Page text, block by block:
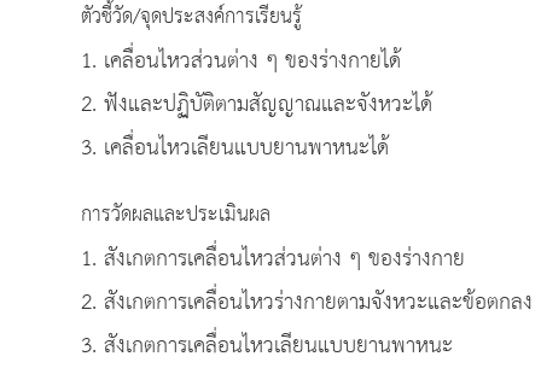
ตัวชี้วัด/จุดประสงค์การเรียนรู้
1. เคลื่อนไหวส่วนต่าง ๆ ของร่างกายได้
2. ฟังและปฏิบัติตามสัญญาณและจังหวะได้
3. เคลื่อนไหวเลียนแบบยานพาหนะได้
การวัดผลและประเมินผล
1. สังเกตการเคลื่อนไหวส่วนต่าง ๆ ของร่างกาย
2. สังเกตการเคลื่อนไหวร่างกายตามจังหวะและข้อตกลง
3. สังเกตการเคลื่อนไหวเลียนแบบยานพาหนะ